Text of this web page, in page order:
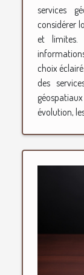
services
considérer
et limites.
choix
des
évolution,